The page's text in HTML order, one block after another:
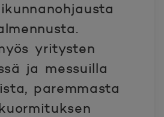
yritysten
ja messuilla
paremmasta